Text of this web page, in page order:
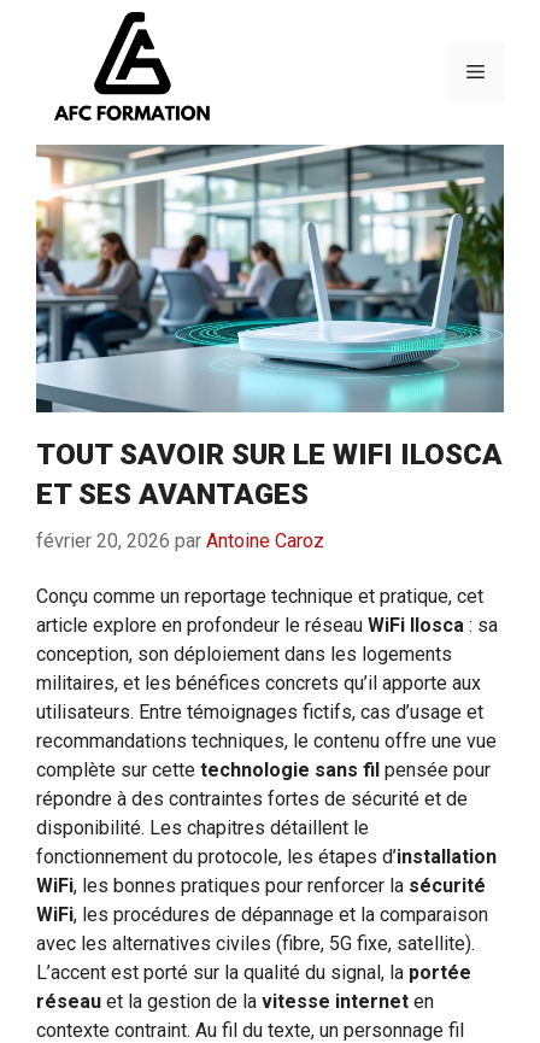
Menu
TOUT SAVOIR SUR LE WIFI ILOSCA
ET SES AVANTAGES
février 20, 2026 par Antoine Caroz
Conçu comme un reportage technique et pratique, cet
article explore en profondeur le réseau WiFi Ilosca : sa
conception, son déploiement dans les logements
militaires, et les bénéfices concrets qu’il apporte aux
utilisateurs. Entre témoignages fictifs, cas d’usage et
recommandations techniques, le contenu offre une vue
complète sur cette technologie sans fil pensée pour
répondre à des contraintes fortes de sécurité et de
disponibilité. Les chapitres détaillent le
fonctionnement du protocole, les étapes d’installation
WiFi, les bonnes pratiques pour renforcer la sécurité
WiFi, les procédures de dépannage et la comparaison
avec les alternatives civiles (fibre, 5G fixe, satellite).
L’accent est porté sur la qualité du signal, la portée
réseau et la gestion de la vitesse internet en
contexte contraint. Au fil du texte, un personnage fil